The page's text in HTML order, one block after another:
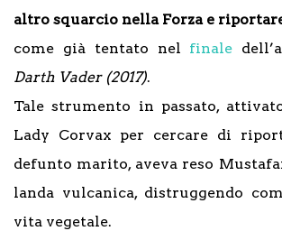
altro squarcio nella Forza e
come già tentato nel finale
Darth Vader (2017).
Tale strumento in passato,
Lady Corvax per cercare di
defunto marito, aveva reso
landa vulcanica, distruggendo
vita vegetale.